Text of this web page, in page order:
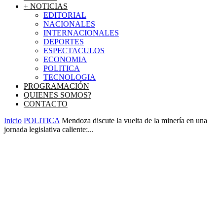
+ NOTICIAS
EDITORIAL
NACIONALES
INTERNACIONALES
DEPORTES
ESPECTACULOS
ECONOMIA
POLITICA
TECNOLOGIA
PROGRAMACIÓN
QUIENES SOMOS?
CONTACTO
Inicio POLITICA Mendoza discute la vuelta de la minería en una
jornada legislativa caliente:...